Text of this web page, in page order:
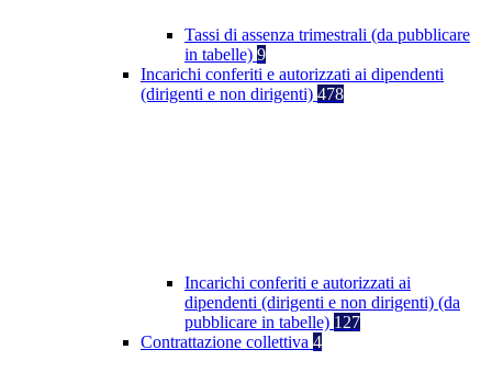
Tassi di assenza trimestrali (da pubblicare
in tabelle) 9
Incarichi conferiti e autorizzati ai dipendenti
(dirigenti e non dirigenti) 478
Incarichi conferiti e autorizzati ai
dipendenti (dirigenti e non dirigenti) (da
pubblicare in tabelle) 127
Contrattazione collettiva 4